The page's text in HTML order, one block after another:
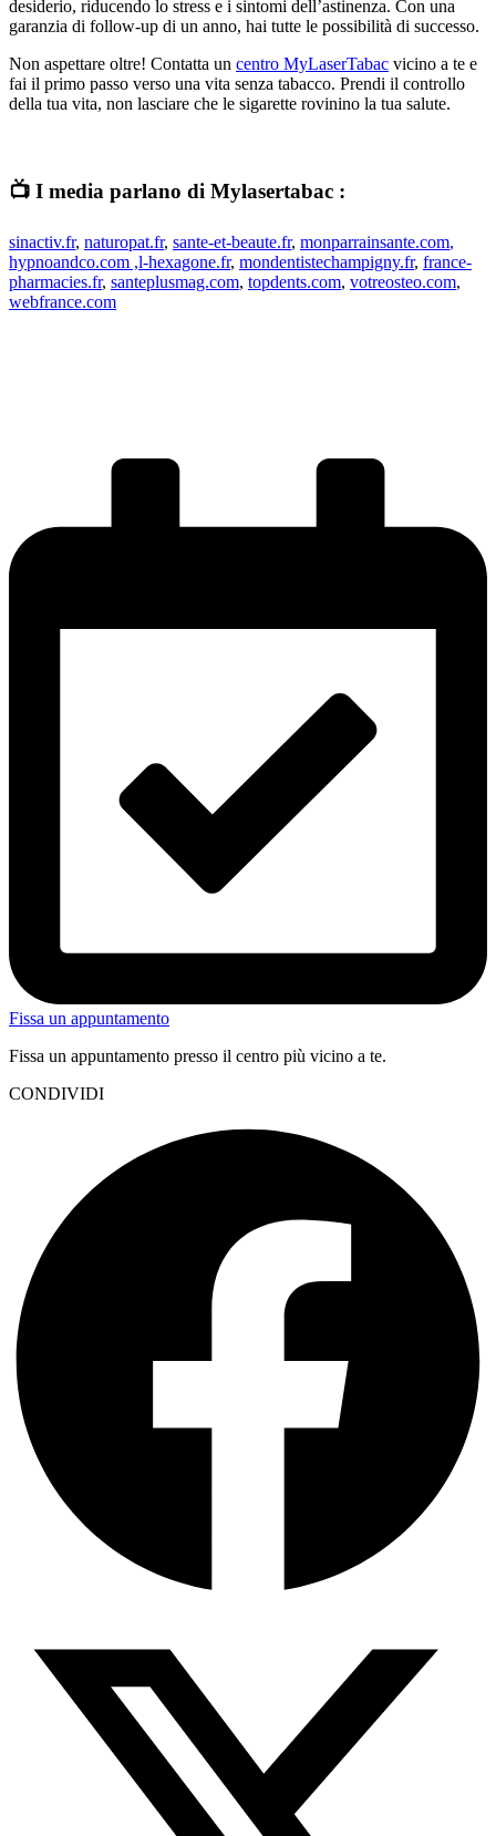
desiderio, riducendo lo stress e i sintomi dell’astinenza. Con una
garanzia di follow-up di un anno, hai tutte le possibilità di successo.
Non aspettare oltre! Contatta un centro MyLaserTabac vicino a te e
fai il primo passo verso una vita senza tabacco. Prendi il controllo
della tua vita, non lasciare che le sigarette rovinino la tua salute.
📺 I media parlano di Mylasertabac :
sinactiv.fr, naturopat.fr, sante-et-beaute.fr, monparrainsante.com,
hypnoandco.com ,l-hexagone.fr, mondentistechampigny.fr, france-
pharmacies.fr, santeplusmag.com, topdents.com, votreosteo.com,
webfrance.com
Fissa un appuntamento
Fissa un appuntamento presso il centro più vicino a te.
CONDIVIDI